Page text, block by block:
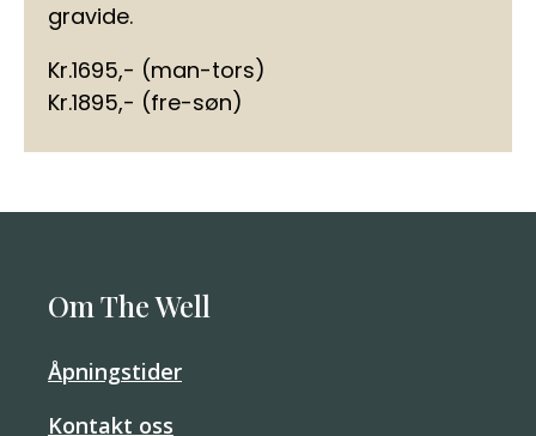
gravide.
Kr.1695,- (man-tors)
Kr.1895,- (fre-søn)
Om The Well
Åpningstider
Kontakt oss